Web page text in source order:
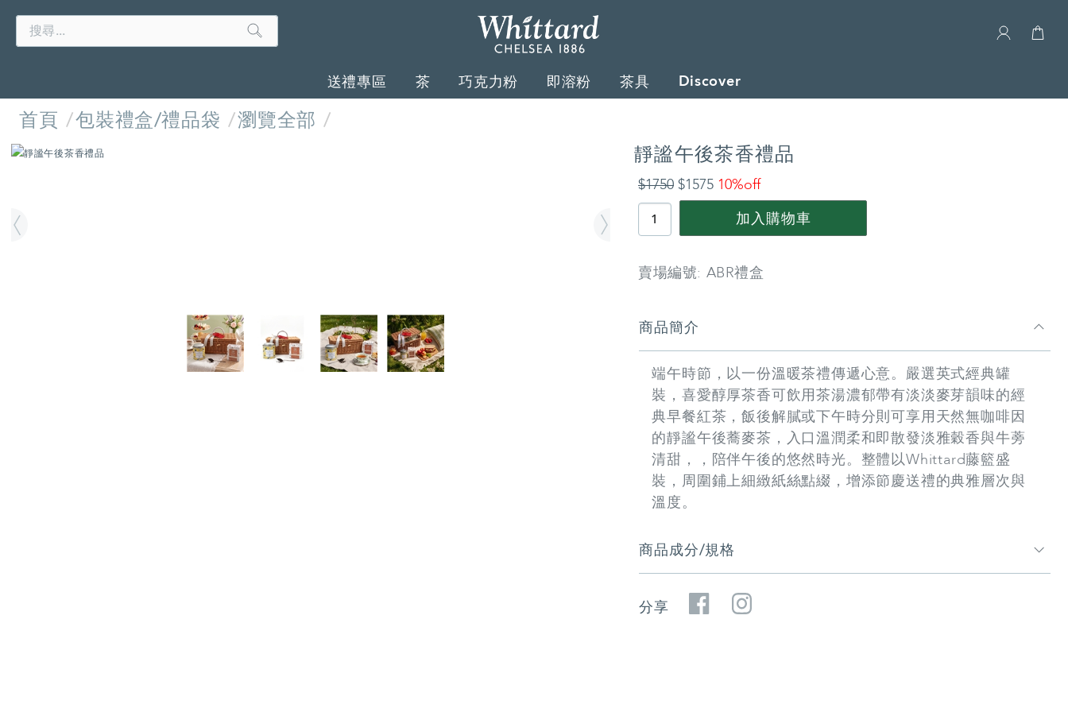
Chelsea
Search
Catalog
Search
送禮專區 茶 巧克力粉 即溶粉 茶具 Discover
首頁 包裝禮盒/禮品袋 瀏覽全部
IMAGES 靜謐午後茶香禮品
詳
情
$1750 $1575 10%off
PRODUCT
ACTIONS
加入購物車
賣場編號: ABR禮盒
品
商品簡介
端午時節，以一份溫暖茶禮傳遞心意。嚴選英式經典罐
裝，喜愛醇厚茶香可飲用茶湯濃郁帶有淡淡麥芽韻味的經
典早餐紅茶，飯後解膩或下午時分則可享用天然無咖啡因
的靜謐午後蕎麥茶，入口溫潤柔和即散發淡雅穀香與牛蒡
清甜，，陪伴午後的悠然時光。整體以Whittard藤籃盛
裝，周圍鋪上細緻紙絲點綴，增添節慶送禮的典雅層次與
溫度。
商品成分/規格
分享 Facebook